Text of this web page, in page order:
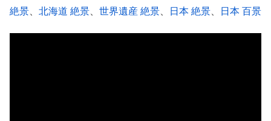
絶景
北海道 絶景 世界遺産 絶景 日本 絶景 日本 百景